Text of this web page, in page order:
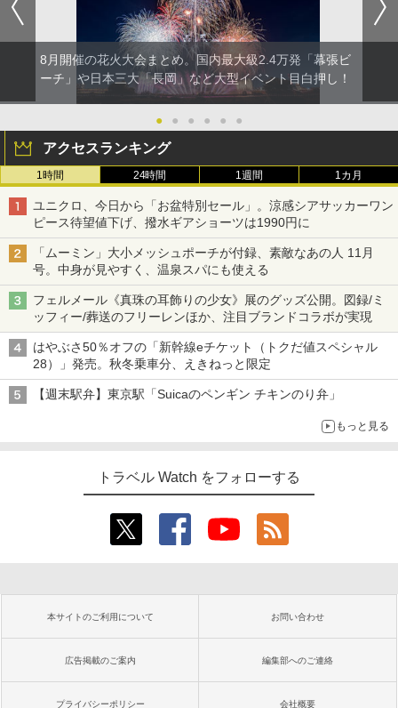
8月開催の花火大会まとめ。国内最大級2.4万発「幕張ビ
ーチ」や日本三大「長岡」など大型イベント目白押し！
● ● ● ● ● ●
アクセスランキング
1時間 24時間 1週間 1カ月
ユニクロ、今日から「お盆特別セール」。涼感シアサッカーワン
ピース待望値下げ、撥水ギアショーツは1990円に
「ムーミン」大小メッシュポーチが付録、素敵なあの人 11月
号。中身が見やすく、温泉スパにも使える
フェルメール《真珠の耳飾りの少女》展のグッズ公開。図録/ミ
ッフィー/葬送のフリーレンほか、注目ブランドコラボが実現
はやぶさ50％オフの「新幹線eチケット（トクだ値スペシャル
28）」発売。秋冬乗車分、えきねっと限定
【週末駅弁】東京駅「Suicaのペンギン チキンのり弁」
もっと見る
トラベル Watch をフォローする
本サイトのご利用について お問い合わせ
広告掲載のご案内 編集部へのご連絡
プライバシーポリシー 会社概要